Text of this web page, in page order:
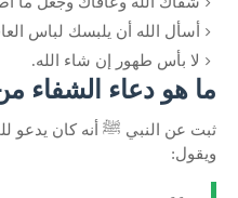
أسأل الله أن يلبسك لباس
لا بأس طهور إن شاء الله.
ما هو دعاء الشفاء
ثبت عن النبي ﷺ أنه كان يدعو
ويقول: